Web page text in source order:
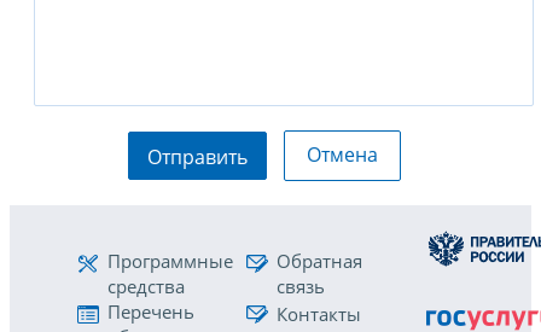
Отправить Отмена
Программные
средства
Перечень
Обратная
связь
Контакты